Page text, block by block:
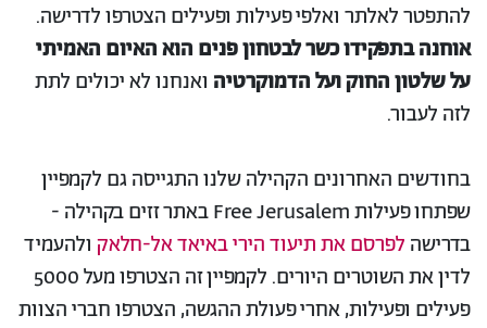
להתפטר לאלתר ואלפי פעילות ופעילים הצטרפו לדרישה.
אוחנה בתפקידו כשר לבטחון פנים הוא האיום האמיתי
על שלטון החוק ועל הדמוקרטיה ואנחנו לא יכולים לתת
לזה לעבור.
בחודשים האחרונים הקהילה שלנו התגייסה גם לקמפיין
שפתחו פעילות Free Jerusalem באתר זזים בקהילה -
בדרישה לפרסם את תיעוד הירי באיאד אל-חלאק ולהעמיד
לדין את השוטרים היורים. לקמפיין זה הצטרפו מעל 5000
פעילים ופעילות, אחרי פעולת ההגשה, הצטרפו חברי הצוות